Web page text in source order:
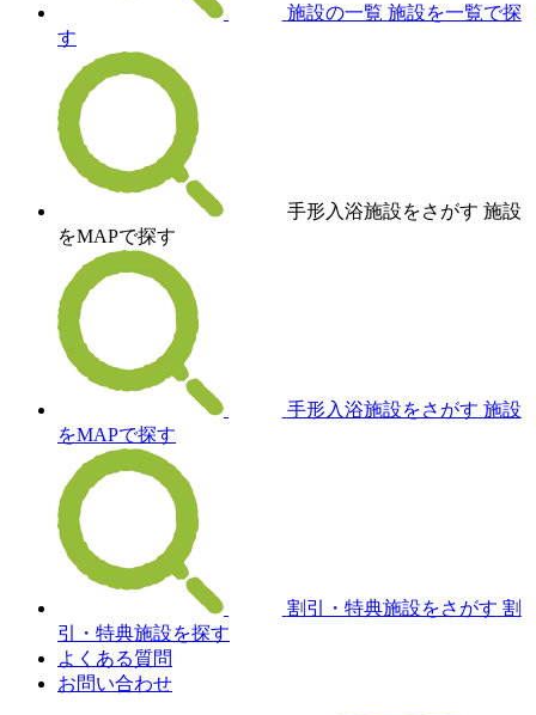
施設の一覧 施設を一覧で探
す
手形入浴施設をさがす 施設
をMAPで探す
手形入浴施設をさがす 施設
をMAPで探す
割引・特典施設をさがす 割
引・特典施設を探す
よくある質問
お問い合わせ